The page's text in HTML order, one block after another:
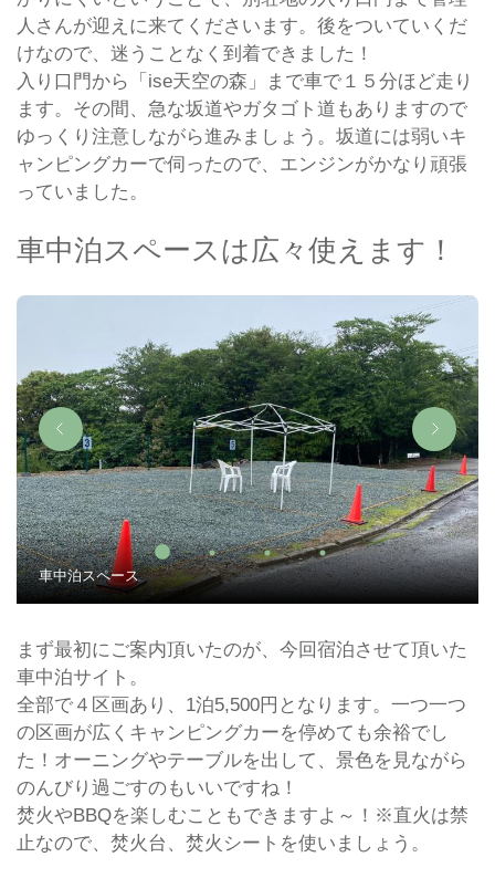
人さんが迎えに来てくださいます。後をついていくだ
けなので、迷うことなく到着できました！
入り口門から「ise天空の森」まで車で１５分ほど走り
ます。その間、急な坂道やガタゴト道もありますので
ゆっくり注意しながら進みましょう。坂道には弱いキ
ャンピングカーで伺ったので、エンジンがかなり頑張
っていました。
車中泊スペースは広々使えます！
車中泊スペース
まず最初にご案内頂いたのが、今回宿泊させて頂いた
車中泊サイト。
全部で４区画あり、1泊5,500円となります。一つ一つ
の区画が広くキャンピングカーを停めても余裕でし
た！オーニングやテーブルを出して、景色を見ながら
のんびり過ごすのもいいですね！
焚火やBBQを楽しむこともできますよ～！※直火は禁
止なので、焚火台、焚火シートを使いましょう。